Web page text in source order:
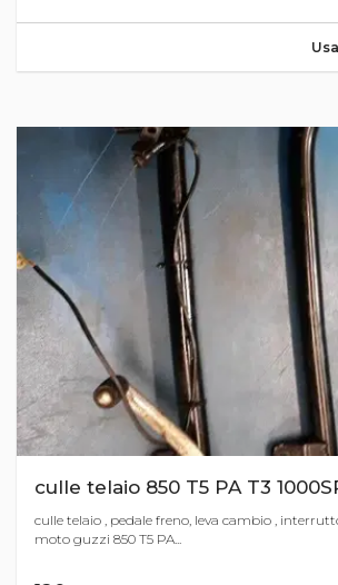
culle telaio 850 T5 PA T3
culle telaio , pedale freno, leva cambio ,
moto guzzi 850 T5 PA...